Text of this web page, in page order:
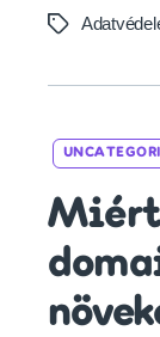
Tags
Miért